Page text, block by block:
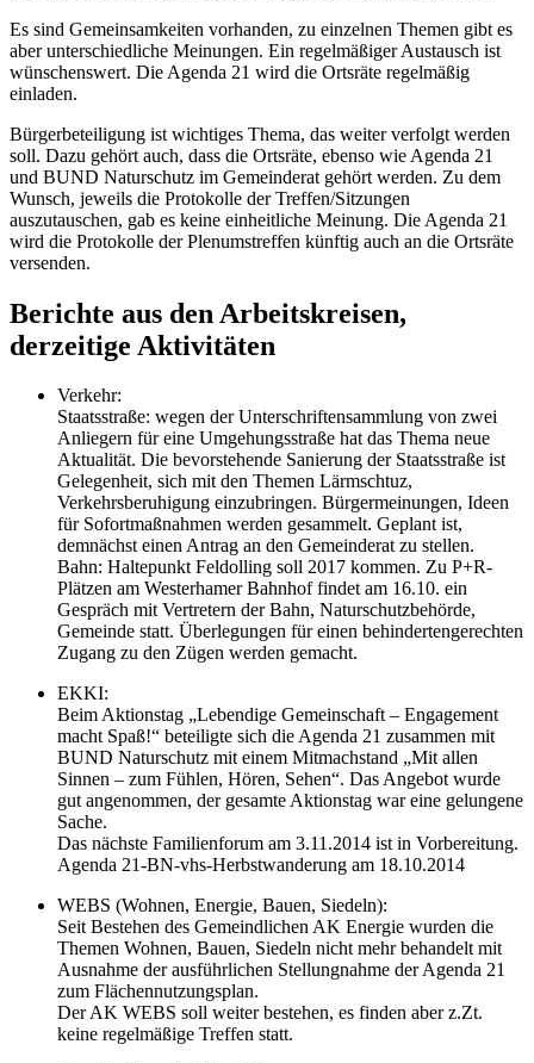
Es sind Gemeinsamkeiten vorhanden, zu einzelnen Themen gibt es
aber unterschiedliche Meinungen. Ein regelmäßiger Austausch ist
wünschenswert. Die Agenda 21 wird die Ortsräte regelmäßig
einladen.
Bürgerbeteiligung ist wichtiges Thema, das weiter verfolgt werden
soll. Dazu gehört auch, dass die Ortsräte, ebenso wie Agenda 21
und BUND Naturschutz im Gemeinderat gehört werden. Zu dem
Wunsch, jeweils die Protokolle der Treffen/Sitzungen
auszutauschen, gab es keine einheitliche Meinung. Die Agenda 21
wird die Protokolle der Plenumstreffen künftig auch an die Ortsräte
versenden.
Berichte aus den Arbeitskreisen,
derzeitige Aktivitäten
Verkehr:
Staatsstraße: wegen der Unterschriftensammlung von zwei
Anliegern für eine Umgehungsstraße hat das Thema neue
Aktualität. Die bevorstehende Sanierung der Staatsstraße ist
Gelegenheit, sich mit den Themen Lärmschtuz,
Verkehrsberuhigung einzubringen. Bürgermeinungen, Ideen
für Sofortmaßnahmen werden gesammelt. Geplant ist,
demnächst einen Antrag an den Gemeinderat zu stellen.
Bahn: Haltepunkt Feldolling soll 2017 kommen. Zu P+R-
Plätzen am Westerhamer Bahnhof findet am 16.10. ein
Gespräch mit Vertretern der Bahn, Naturschutzbehörde,
Gemeinde statt. Überlegungen für einen behindertengerechten
Zugang zu den Zügen werden gemacht.
EKKI:
Beim Aktionstag „Lebendige Gemeinschaft – Engagement
macht Spaß!“ beteiligte sich die Agenda 21 zusammen mit
BUND Naturschutz mit einem Mitmachstand „Mit allen
Sinnen – zum Fühlen, Hören, Sehen“. Das Angebot wurde
gut angenommen, der gesamte Aktionstag war eine gelungene
Sache.
Das nächste Familienforum am 3.11.2014 ist in Vorbereitung.
Agenda 21-BN-vhs-Herbstwanderung am 18.10.2014
WEBS (Wohnen, Energie, Bauen, Siedeln):
Seit Bestehen des Gemeindlichen AK Energie wurden die
Themen Wohnen, Bauen, Siedeln nicht mehr behandelt mit
Ausnahme der ausführlichen Stellungnahme der Agenda 21
zum Flächennutzungsplan.
Der AK WEBS soll weiter bestehen, es finden aber z.Zt.
keine regelmäßige Treffen statt.